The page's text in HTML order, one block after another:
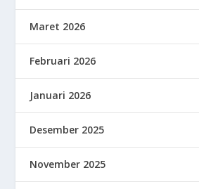
Maret 2026
Februari 2026
Januari 2026
Desember 2025
November 2025